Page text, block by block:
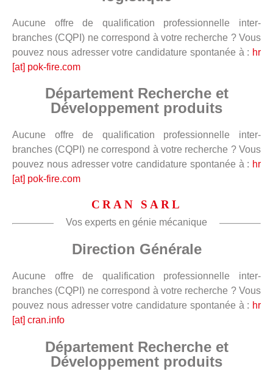
Aucune offre de qualification professionnelle inter-
branches (CQPI) ne correspond à votre recherche ? Vous
pouvez nous adresser votre candidature spontanée à : hr
[at] pok-fire.com
Département Recherche et
Développement produits
Aucune offre de qualification professionnelle inter-
branches (CQPI) ne correspond à votre recherche ? Vous
pouvez nous adresser votre candidature spontanée à : hr
[at] pok-fire.com
CRAN SARL
Vos experts en génie mécanique
Direction Générale
Aucune offre de qualification professionnelle inter-
branches (CQPI) ne correspond à votre recherche ? Vous
pouvez nous adresser votre candidature spontanée à : hr
[at] cran.info
Département Recherche et
Développement produits